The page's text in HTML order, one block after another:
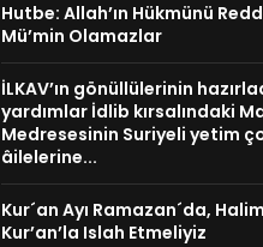
Hutbe: Allah’ın Hükmünü
Mü’min Olamazlar
İLKAV’ın gönüllülerinin
yardımlar İdlib kırsalındaki
Medresesinin Suriyeli yetim
âilelerine...
Kur´an Ayı Ramazan´da,
Kur’an’la Islah Etmeliyiz